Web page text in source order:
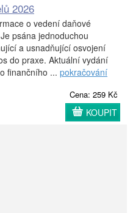
2026
o vedení daňové
psána jednoduchou
a usnadňující osvojení
do praxe. Aktuální vydání
finančního ... pokračování
Cena: 259 Kč
KOUPIT